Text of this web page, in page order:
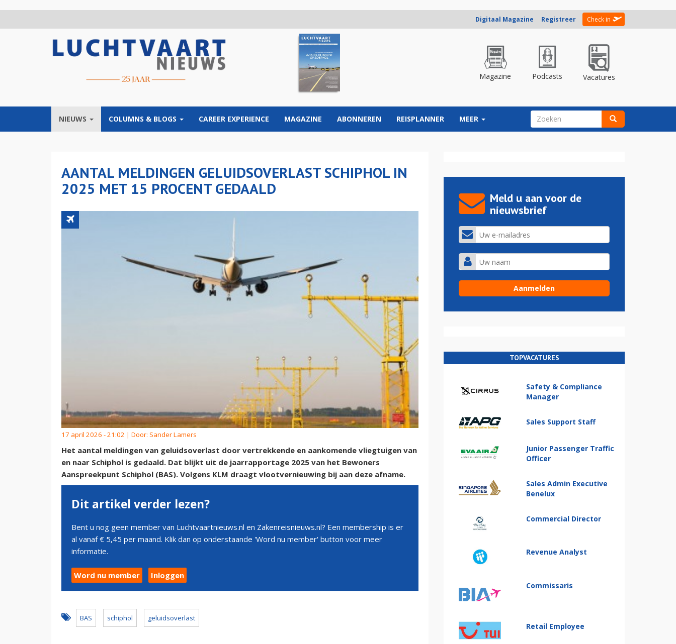
Digitaal Magazine Registreer Check in
Magazine Podcasts Vacatures
NIEUWS COLUMNS & BLOGS CAREER EXPERIENCE MAGAZINE ABONNEREN REISPLANNER MEER ZOEKVELD
AANTAL MELDINGEN GELUIDSOVERLAST SCHIPHOL IN
2025 MET 15 PROCENT GEDAALD
17 april 2026 - 21:02 | Door: Sander Lamers
Het aantal meldingen van geluidsoverlast door vertrekkende en aankomende vliegtuigen van
en naar Schiphol is gedaald. Dat blijkt uit de jaarrapportage 2025 van het Bewoners
Aanspreekpunt Schiphol (BAS). Volgens KLM draagt vlootvernieuwing bij aan deze afname.
Dit artikel verder lezen?
Bent u nog geen member van Luchtvaartnieuws.nl en Zakenreisnieuws.nl? Een membership is er
al vanaf € 5,45 per maand. Klik dan op onderstaande 'Word nu member' button voor meer
informatie.
Word nu member Inloggen
BAS schiphol geluidsoverlast
Meld u aan voor de
nieuwsbrief
TOPVACATURES
Safety & Compliance
Manager
Sales Support Staff
Junior Passenger Traffic
Officer
Sales Admin Executive
Benelux
Commercial Director
Revenue Analyst
Commissaris
Retail Employee